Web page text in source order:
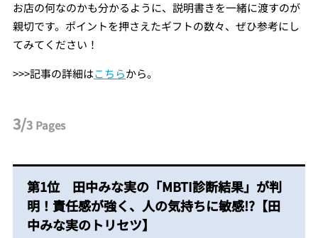
お店の何なのかも分かるように、説明書きを一緒に渡すのが
親切です。ポイントを押さえたギフトの数々、ぜひ参考にし
てみてください！
>>>記事の詳細はこちらから。
3/3 Pages
第1位 田中みな実の「MBTI診断結果」が判
明！責任感が強く、人の気持ちに敏感!?【田
中みな実のトリセツ】